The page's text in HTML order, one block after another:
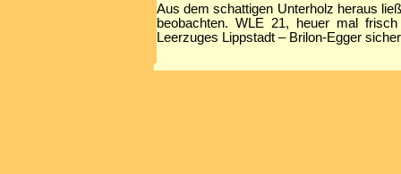
Aus dem schattigen Unterholz heraus
beobachten. WLE 21, heuer mal
Leerzuges Lippstadt – Brilon-Egger